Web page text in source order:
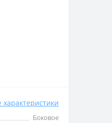
характеристики
Боковое